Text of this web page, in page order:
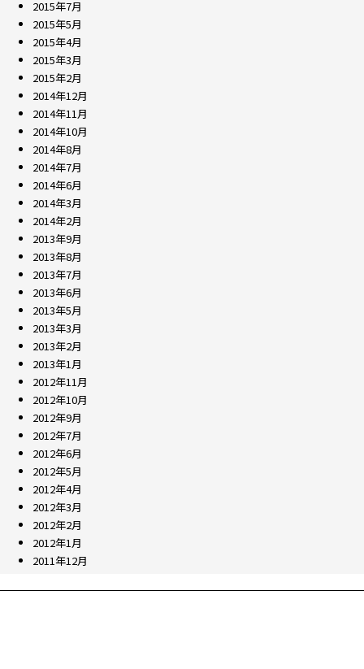
2015年7月
2015年5月
2015年4月
2015年3月
2015年2月
2014年12月
2014年11月
2014年10月
2014年8月
2014年7月
2014年6月
2014年3月
2014年2月
2013年9月
2013年8月
2013年7月
2013年6月
2013年5月
2013年3月
2013年2月
2013年1月
2012年11月
2012年10月
2012年9月
2012年7月
2012年6月
2012年5月
2012年4月
2012年3月
2012年2月
2012年1月
2011年12月